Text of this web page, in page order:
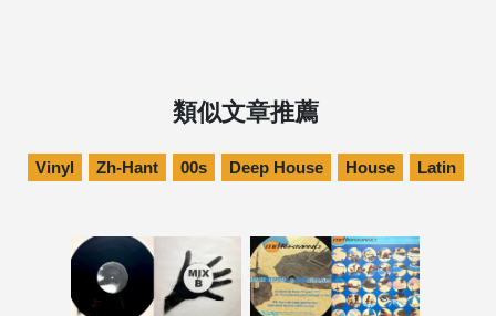
類似文章推薦
Vinyl Zh-Hant 00s Deep House House Latin